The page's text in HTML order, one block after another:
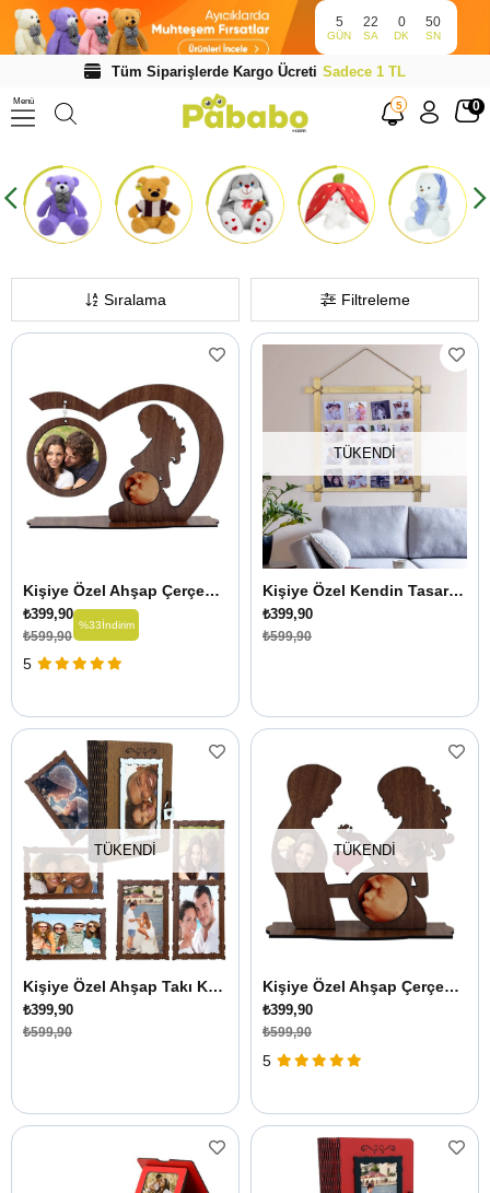
5
GÜN
22
SA
0
DK
49
SN
Tüm Siparişlerde Kargo Ücreti Sadece 1 TL
Menü 5 0
Filtreleme
Sıralama
Kişiye Özel Ahşap Çerçeve Hamile Anne Hatırası
₺399,90
₺599,90
%33İndirim
5
TÜKENDI
Kişiye Özel Kendin Tasarla 12 Fotoğraflı Anı Çerçevesi
₺399,90
₺599,90
TÜKENDI
Kişiye Özel Ahşap Takı Kutusu İçinde Çılgın 6 Adet Çerçeveler
₺399,90
₺599,90
TÜKENDI
Kişiye Özel Ahşap Çerçeve Hamile Anne Baba Hatırası
₺399,90
₺599,90
5